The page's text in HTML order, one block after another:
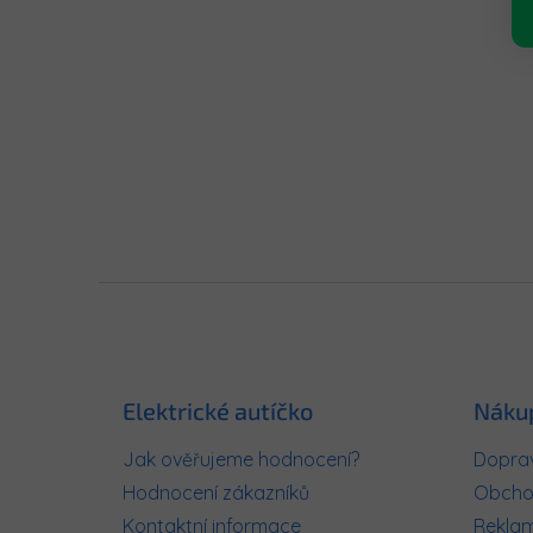
Elektrické autíčko
Jak ověřujeme hodnocení?
Hodnocení zákazníků
Kontaktní informace